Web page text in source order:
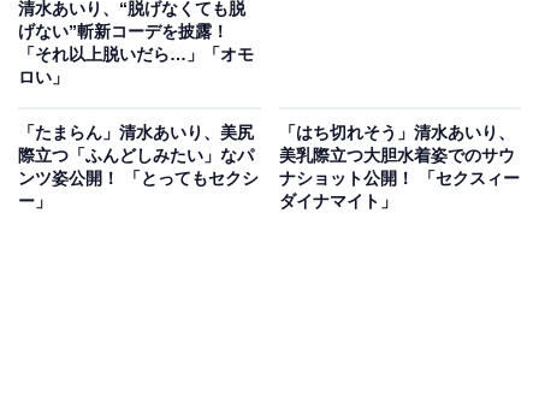
清水あいり、“脱げなくても脱
げない”斬新コーデを披露！
「それ以上脱いだら…」「オモ
ロい」
「たまらん」清水あいり、美尻
際立つ「ふんどしみたい」なパ
ンツ姿公開！ 「とってもセクシ
ー」
「はち切れそう」清水あいり、
美乳際立つ大胆水着姿でのサウ
ナショット公開！ 「セクスィー
ダイナマイト」